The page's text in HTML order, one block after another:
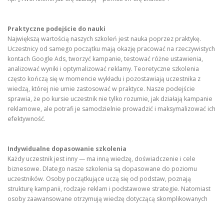
Praktyczne podejście do nauki
Największą wartością naszych szkoleń jest nauka poprzez praktykę.
Uczestnicy od samego początku mają okazję pracować na rzeczywistych
kontach Google Ads, tworzyć kampanie, testować różne ustawienia,
analizować wyniki i optymalizować reklamy. Teoretyczne szkolenia
często kończą się w momencie wykładu i pozostawiają uczestnika z
wiedzą, której nie umie zastosować w praktyce. Nasze podejście
sprawia, że po kursie uczestnik nie tylko rozumie, jak działają kampanie
reklamowe, ale potrafi je samodzielnie prowadzić i maksymalizować ich
efektywność.
Indywidualne dopasowanie szkolenia
Każdy uczestnik jest inny — ma inną wiedzę, doświadczenie i cele
biznesowe. Dlatego nasze szkolenia są dopasowane do poziomu
uczestników. Osoby początkujące uczą się od podstaw, poznają
strukturę kampanii, rodzaje reklam i podstawowe strategie. Natomiast
osoby zaawansowane otrzymują wiedzę dotyczącą skomplikowanych